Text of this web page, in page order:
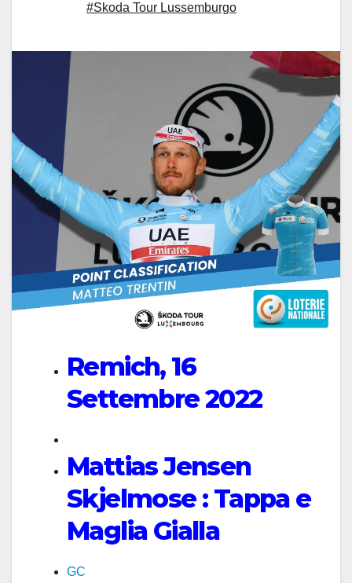
#Skoda Tour Lussemburgo
Remich, 16
Settembre 2022
Mattias Jensen
Skjelmose : Tappa e
Maglia Gialla
GC